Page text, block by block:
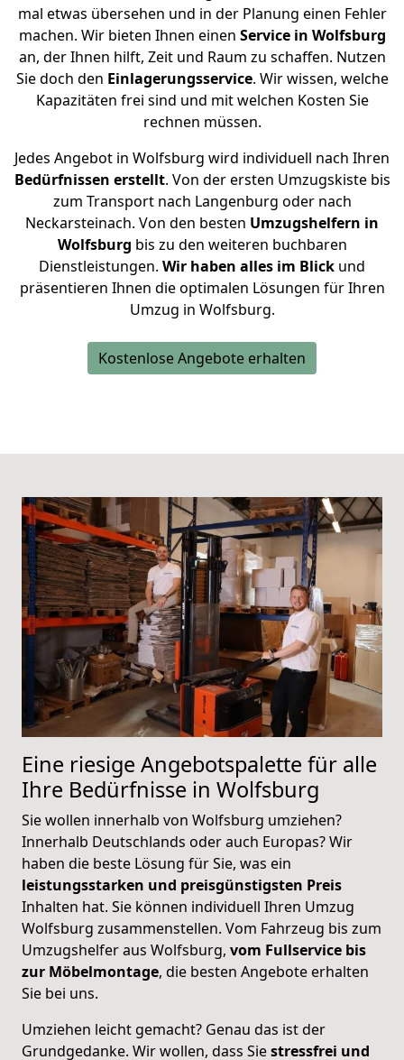
mal etwas übersehen und in der Planung einen Fehler
machen. Wir bieten Ihnen einen Service in Wolfsburg
an, der Ihnen hilft, Zeit und Raum zu schaffen. Nutzen
Sie doch den Einlagerungsservice. Wir wissen, welche
Kapazitäten frei sind und mit welchen Kosten Sie
rechnen müssen.
Jedes Angebot in Wolfsburg wird individuell nach Ihren
Bedürfnissen erstellt. Von der ersten Umzugskiste bis
zum Transport nach Langenburg oder nach
Neckarsteinach. Von den besten Umzugshelfern in
Wolfsburg bis zu den weiteren buchbaren
Dienstleistungen. Wir haben alles im Blick und
präsentieren Ihnen die optimalen Lösungen für Ihren
Umzug in Wolfsburg.
Kostenlose Angebote erhalten
Eine riesige Angebotspalette für alle
Ihre Bedürfnisse in Wolfsburg
Sie wollen innerhalb von Wolfsburg umziehen?
Innerhalb Deutschlands oder auch Europas? Wir
haben die beste Lösung für Sie, was ein
leistungsstarken und preisgünstigsten Preis
Inhalten hat. Sie können individuell Ihren Umzug
Wolfsburg zusammenstellen. Vom Fahrzeug bis zum
Umzugshelfer aus Wolfsburg, vom Fullservice bis
zur Möbelmontage, die besten Angebote erhalten
Sie bei uns.
Umziehen leicht gemacht? Genau das ist der
Grundgedanke. Wir wollen, dass Siestressfrei und